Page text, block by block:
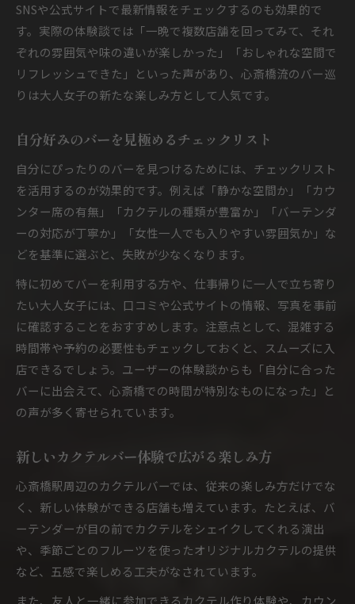
SNSや公式サイトで最新情報をチェックするのも効果的で
す。実際の体験談では「一晩で複数店舗を回ってみて、それ
ぞれの雰囲気や味の違いが楽しかった」「おしゃれな空間で
リフレッシュできた」といった声があり、心斎橋流のバー巡
りは大人女子の新たな楽しみ方として人気です。
自分好みのバーを見極めるチェックリスト
自分にぴったりのバーを見つけるためには、チェックリスト
を活用するのが効果的です。例えば「静かな空間か」「カウ
ンター席の有無」「カクテルの種類が豊富か」「バーテンダ
ーの対応が丁寧か」「女性一人でも入りやすい雰囲気か」な
どを基準に選ぶと、失敗が少なくなります。
特に初めてバーを利用する方や、仕事帰りに一人で立ち寄り
たい大人女子には、口コミや公式サイトの情報、写真を事前
に確認することをおすすめします。注意点として、混雑する
時間帯や予約の必要性もチェックしておくと、スムーズに入
店できるでしょう。ユーザーの体験談からも「自分に合った
バーに出会えて、心斎橋での時間が特別なものになった」と
の声が多く寄せられています。
新しいカクテルバー体験で広がる楽しみ方
心斎橋駅周辺のカクテルバーでは、従来の楽しみ方だけでな
く、新しい体験ができる店舗も増えています。たとえば、バ
ーテンダーが目の前でカクテルをシェイクしてくれる演出
や、季節ごとのフルーツを使ったオリジナルカクテルの提供
など、五感で楽しめる工夫がなされています。
また、友人と一緒に参加できるカクテル作り体験や、カウン